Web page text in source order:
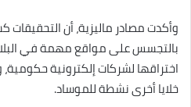
وأكدت مصادر ماليزية، أن
بالتجسس على مواقع مهمة في
اختراقها لشركات إلكترونية
خلايا أخرى نشطة للموساد.